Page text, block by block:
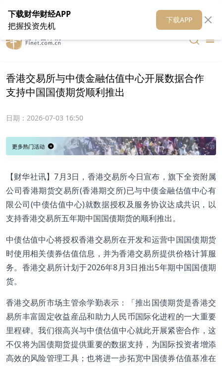
在线客服 关于我们 财华媒体矩阵 财华智库
香港交易所与中债金融估值中心开展数据合作
支持中国国债期货顺利推出
日期： 2026-07-03 16:50
【财华社讯】7月3日，香港交易所今日宣布，旗下全资附属
公司香港期货交易所(香港期交所)已与中债金融估值中心有
限公司(中债估值中心)就数据授权及服务协议达成共识，以
支持香港交易所五年期中国国债期货的顺利推出。
中债估值中心将授权香港交易所在开发和运营中国国债期货
时使用相关债券估值信息，并为香港交易所提供价格计算服
务。香港交易所计划于2026年8月3日推出5年期中国国债期
货。
香港交易所市场主管余学勤表示：「推出国债期货是香港交
易所丰富固定收益産品和助力人民币国际化进程的一大重要
里程碑。我们很高兴与中债估值中心就此开展紧密合作，这
不仅将为国债期货提供重要的数据支持，为国际投资者增添
高效的风险管理工具；也将进一步拓宽中国债券估值基准在
下载财华财经APP
把握投资先机
下载APP